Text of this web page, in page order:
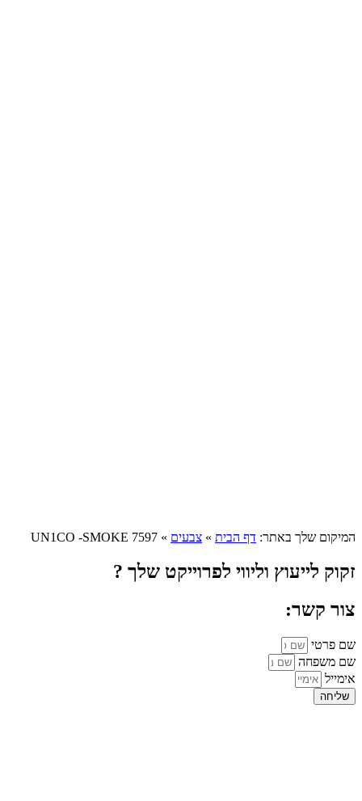
המיקום שלך באתר: דף הבית » צבעים »
UN1CO -SMOKE 7597
זקוק לייעוץ וליווי לפרוייקט שלך ?
צור קשר:
שם פרטי
שם משפחה
אימייל
שליחה